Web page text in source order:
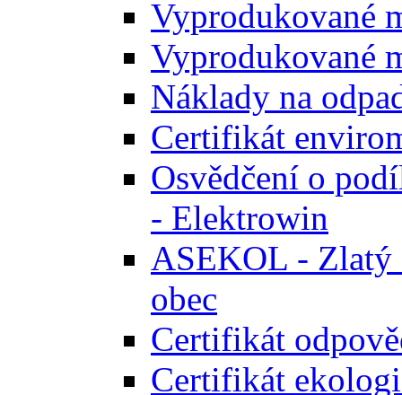
Vyprodukované
Vyprodukované
Náklady na
Certifikát
Osvědčení o
- Elektrowin
ASEKOL -
obec
Certifikát
Certifikát